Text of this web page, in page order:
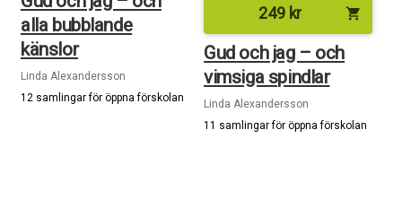
alla bubblande
känslor
Linda Alexandersson
12 samlingar för öppna förskolan
249 kr shopping_cart
Gud och jag – och
vimsiga spindlar
Linda Alexandersson
11 samlingar för öppna förskolan